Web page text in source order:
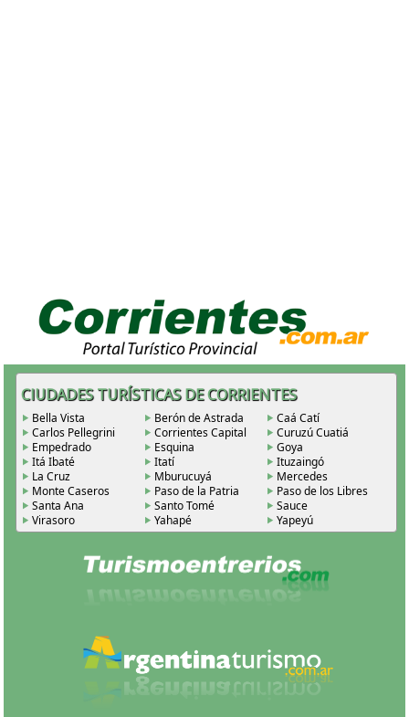
CIUDADES TURÍSTICAS DE CORRIENTES
Bella Vista Berón de Astrada
Caá Catí
Carlos Pellegrini
Corrientes Capital
Curuzú Cuatiá
Empedrado
Esquina
Goya
Itá Ibaté
Itatí
Ituzaingó
La Cruz
Mburucuyá
Mercedes
Monte Caseros
Paso de la Patria
Paso de los Libres
Santa Ana
Santo Tomé
Sauce
Virasoro
Yahapé Yapeyú